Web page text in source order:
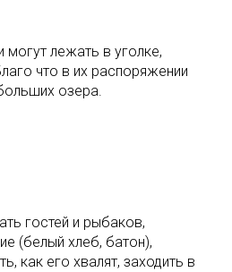
лежать в уголке,
что в их распоряжении
озера.
гостей и рыбаков,
(белый хлеб, батон),
как его хвалят, заходить в